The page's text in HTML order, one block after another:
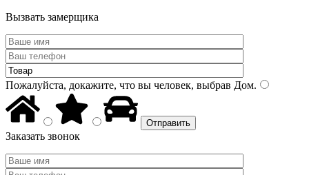
Вызвать замерщика
Пожалуйста, докажите, что вы человек, выбрав Дом.
Заказать звонок